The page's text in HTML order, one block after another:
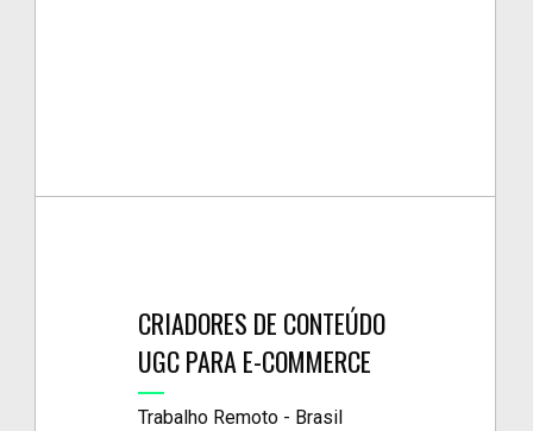
CRIADORES DE CONTEÚDO
UGC PARA E-COMMERCE
Trabalho Remoto - Brasil